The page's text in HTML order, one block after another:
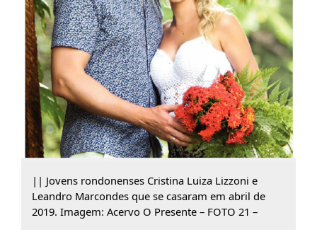
|| Jovens rondonenses Cristina Luiza Lizzoni e
Leandro Marcondes que se casaram em abril de
2019. Imagem: Acervo O Presente – FOTO 21 –